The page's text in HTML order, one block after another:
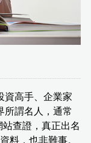
資高手、企業家
所謂名人，通常
查證，真正出名
料，也非難事。